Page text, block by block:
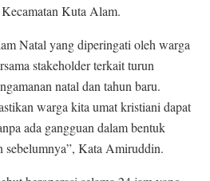
Kuta Alam.
Natal yang diperingati oleh warga
stakeholder terkait turun
natal dan tahun baru.
warga kita umat kristiani dapat
ada gangguan dalam bentuk
sebelumnya”, Kata Amiruddin.